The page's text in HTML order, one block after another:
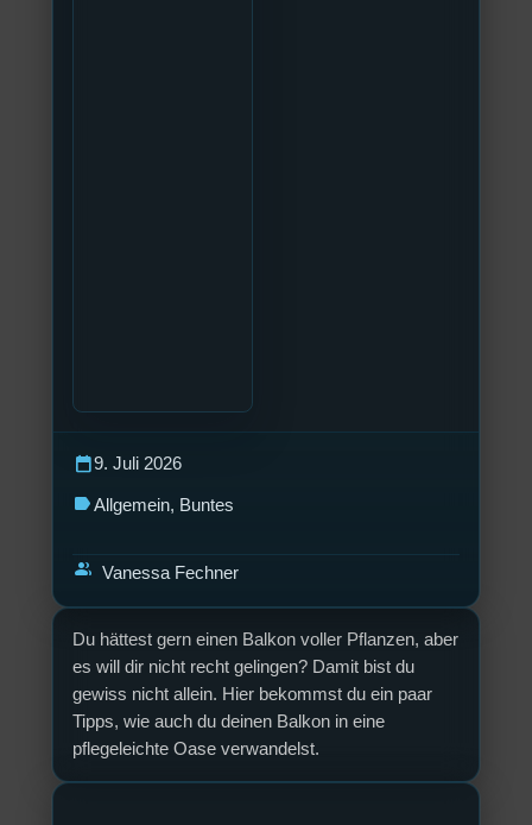
Du hättest gern einen Balkon voller Pflanzen, aber
es will dir nicht recht gelingen? Damit bist du
gewiss nicht allein. Hier bekommst du ein paar
Tipps, wie auch du deinen Balkon in eine
pflegeleichte Oase verwandelst.
calendar_today9. Juli 2026
labelAllgemein, Buntes
group Vanessa Fechner